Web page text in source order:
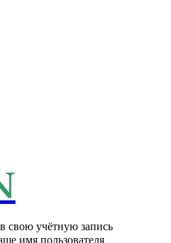
свою учётную запись
имя пользователя